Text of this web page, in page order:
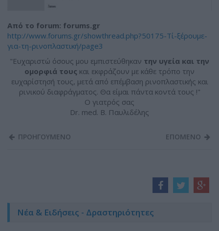
Από το forum: forums.gr
http://www.forums.gr/showthread.php?50175-Τί-ξέρουμε-
για-τη-ρινοπλαστική/page3
"Ευχαριστώ όσους μου εμπιστεύθηκαν την υγεία και την
ομορφιά τους και εκφράζουν με κάθε τρόπο την
ευχαρίστησή τους, μετά από επέμβαση ρινοπλαστικής και
ρινικού διαφράγματος. Θα είμαι πάντα κοντά τους !"
Ο γιατρός σας
Dr. med. B. Παυλιδέλης
ΠΡΟΗΓΟΥΜΕΝΟ ΕΠΟΜΕΝΟ
Νέα & Ειδήσεις - Δραστηριότητες